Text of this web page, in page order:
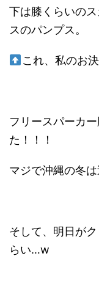
下は膝くらいの
スのパンプス。
これ、私のお
フリースパーカ
た！！！
マジで沖縄の冬は
そして、明日が
らい…w